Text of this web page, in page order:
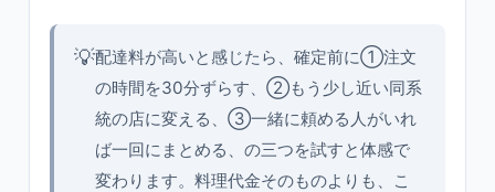
💡配達料が高いと感じたら、確定前に①注文
の時間を30分ずらす、②もう少し近い同系
統の店に変える、③一緒に頼める人がいれ
ば一回にまとめる、の三つを試すと体感で
変わります。料理代金そのものよりも、こ